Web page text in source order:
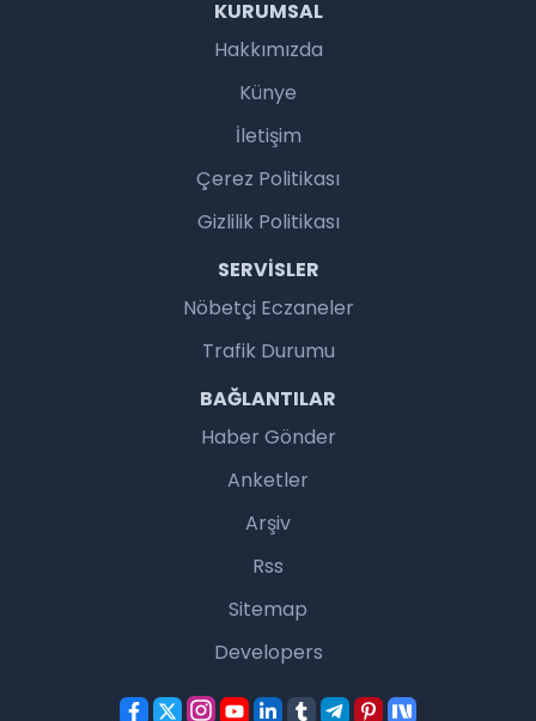
KURUMSAL
Hakkımızda
Künye
İletişim
Çerez Politikası
Gizlilik Politikası
SERVISLER
Nöbetçi Eczaneler
Trafik Durumu
BAĞLANTILAR
Haber Gönder
Anketler
Arşiv
Rss
Sitemap
Developers